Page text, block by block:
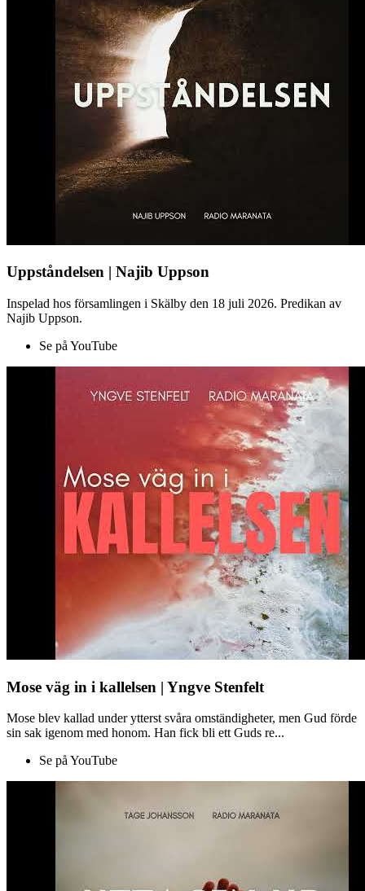
Uppståndelsen | Najib Uppson
Inspelad hos församlingen i Skälby den 18 juli 2026. Predikan av
Najib Uppson.
Se på YouTube
Mose väg in i kallelsen | Yngve Stenfelt
Mose blev kallad under ytterst svåra omständigheter, men Gud förde
sin sak igenom med honom. Han fick bli ett Guds re...
Se på YouTube